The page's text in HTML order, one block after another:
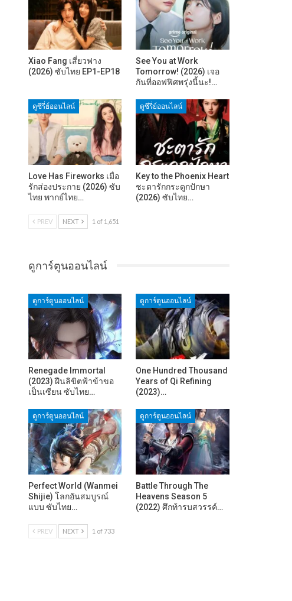
Xiao Fang เสี่ยวฟาง
(2026) ซับไทย EP1-EP18
See You at Work
Tomorrow! (2026) เจอ
กันที่ออฟฟิศพรุ่งนี้นะ!…
ดูซีรี่ย์ออนไลน์
Love Has Fireworks เมื่อ
รักส่องประกาย (2026) ซับ
ไทย พากย์ไทย…
ดูซีรี่ย์ออนไลน์
Key to the Phoenix Heart
ชะตารักกระดูกปักษา
(2026) ซับไทย…
PREV NEXT 1 of 1,651
ดูการ์ตูนออนไลน์
ดูการ์ตูนออนไลน์
Renegade Immortal
(2023) ฝืนลิขิตฟ้าข้าขอ
เป็นเซียน ซับไทย…
ดูการ์ตูนออนไลน์
One Hundred Thousand
Years of Qi Refining
(2023)…
ดูการ์ตูนออนไลน์
Perfect World (Wanmei
Shijie) โลกอันสมบูรณ์
แบบ ซับไทย…
ดูการ์ตูนออนไลน์
Battle Through The
Heavens Season 5
(2022) ศึกท้ารบสวรรค์…
PREV NEXT 1 of 733